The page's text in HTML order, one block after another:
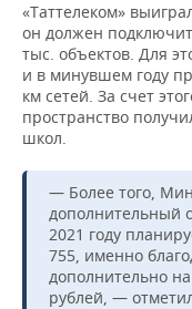
«Таттелеком»
он должен
тыс. объектов. Для
и в минувшем году
км сетей. За счет
пространство
школ.
— Более того,
дополнительный
2021 году
755, именно
дополнительно
рублей, —